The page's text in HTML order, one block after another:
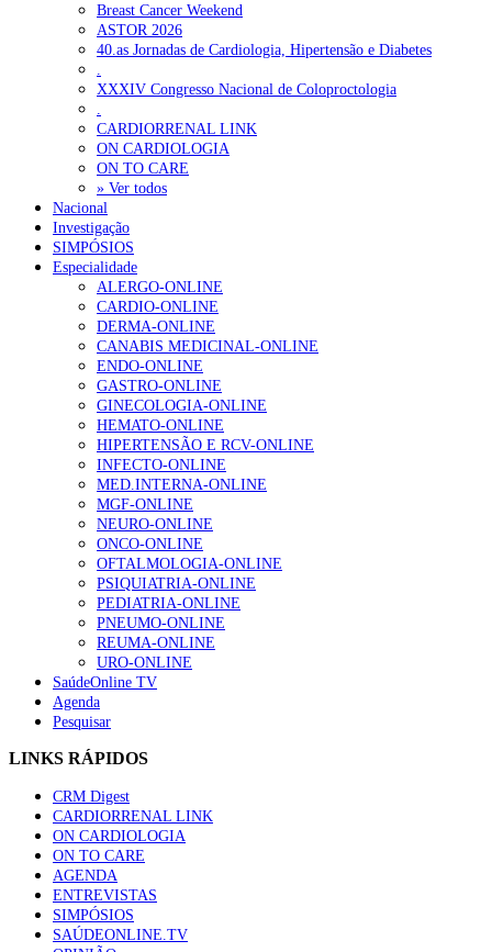
Breast Cancer Weekend
ASTOR 2026
40.as Jornadas de Cardiologia, Hipertensão e Diabetes
XXXIV Congresso Nacional de Coloproctologia
CARDIORRENAL LINK
ON CARDIOLOGIA
ON TO CARE
» Ver todos
Nacional
Investigação
SIMPÓSIOS
Especialidade
ALERGO-ONLINE
CARDIO-ONLINE
DERMA-ONLINE
CANABIS MEDICINAL-ONLINE
ENDO-ONLINE
GASTRO-ONLINE
GINECOLOGIA-ONLINE
HEMATO-ONLINE
HIPERTENSÃO E RCV-ONLINE
INFECTO-ONLINE
MED.INTERNA-ONLINE
MGF-ONLINE
NEURO-ONLINE
ONCO-ONLINE
OFTALMOLOGIA-ONLINE
PSIQUIATRIA-ONLINE
PEDIATRIA-ONLINE
PNEUMO-ONLINE
REUMA-ONLINE
URO-ONLINE
SaúdeOnline TV
Agenda
Pesquisar
LINKS RÁPIDOS
CRM Digest
CARDIORRENAL LINK
ON CARDIOLOGIA
ON TO CARE
AGENDA
ENTREVISTAS
SIMPÓSIOS
SAÚDEONLINE.TV